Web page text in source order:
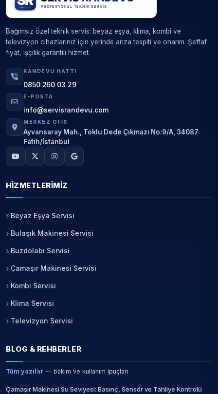
Bağımsız özel teknik servis: beyaz eşya, klima, kombi ve
televizyon cihazlarınız için yerinde arıza tespiti ve onarım. Şeffaf
fiyat, işçilik garantili hizmet.
RANDEVU HATTI
0850 260 03 29
E-POSTA
info@servisrandevu.com
MERKEZ OFIS
Ayvansaray Mah., Toklu Dede Çıkmazı No:9/A, 34087
Fatih/İstanbul
HIZMETLERIMIZ
Beyaz Eşya Servisi
Bulaşık Makinesi Servisi
Buzdolabı Servisi
Çamaşır Makinesi Servisi
Kombi Servisi
Klima Servisi
Televizyon Servisi
BLOG & REHBERLER
Tüm yazılar — bakım ve kullanım ipuçları
Çamaşır Makinesi Su Seviyesi: Basınç, Sensör ve Tahliye Kontrolü